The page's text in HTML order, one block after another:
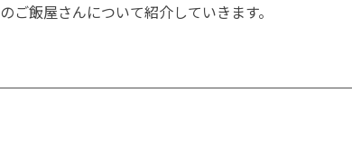
ご飯屋さんについて紹介していきます。